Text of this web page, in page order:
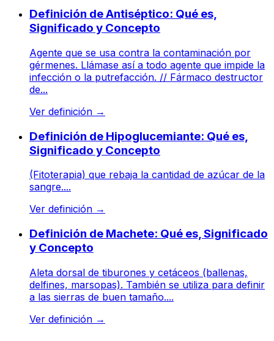
Definición de Antiséptico: Qué es,
Significado y Concepto
Agente que se usa contra la contaminación por
gérmenes. Llámase así a todo agente que impide la
infección o la putrefacción. // Fármaco destructor
de...
Ver definición →
Definición de Hipoglucemiante: Qué es,
Significado y Concepto
(Fitoterapia) que rebaja la cantidad de azúcar de la
sangre....
Ver definición →
Definición de Machete: Qué es, Significado
y Concepto
Aleta dorsal de tiburones y cetáceos (ballenas,
delfines, marsopas). También se utiliza para definir
a las sierras de buen tamaño....
Ver definición →